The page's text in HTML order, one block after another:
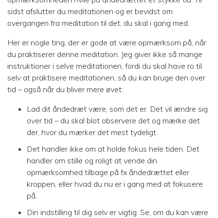
sidst afslutter du meditationen og er bevidst om
overgangen fra meditation til det, du skal i gang med.
Her er nogle ting, der er gode at være opmærksom på, når
du praktiserer denne meditation. Jeg giver ikke så mange
instruktioner i selve meditationen, fordi du skal have ro til
selv at praktisere meditationen, så du kan bruge den over
tid – også når du bliver mere øvet:
Lad dit åndedræt være, som det er. Det vil ændre sig
over tid – du skal blot observere det og mærke det
der, hvor du mærker det mest tydeligt.
Det handler ikke om at holde fokus hele tiden. Det
handler om stille og roligt at vende din
opmærksomhed tilbage på fx åndedrættet eller
kroppen, eller hvad du nu er i gang med at fokusere
på.
Din indstilling til dig selv er vigtig. Se, om du kan være